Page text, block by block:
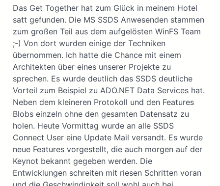
Das Get Together hat zum Glück in meinem Hotel
satt gefunden. Die MS SSDS Anwesenden stammen
zum großen Teil aus dem aufgelösten WinFS Team
;-) Von dort wurden einige der Techniken
übernommen. Ich hatte die Chance mit einem
Architekten über eines unserer Projekte zu
sprechen. Es wurde deutlich das SSDS deutliche
Vorteil zum Beispiel zu ADO.NET Data Services hat.
Neben dem kleineren Protokoll und den Features
Blobs einzeln ohne den gesamten Datensatz zu
holen. Heute Vormittag wurde an alle SSDS
Connect User eine Update Mail versandt. Es wurde
neue Features vorgestellt, die auch morgen auf der
Keynot bekannt gegeben werden. Die
Entwicklungen schreiten mit riesen Schritten voran